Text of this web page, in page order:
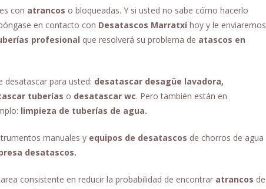
con atrancos o bloqueadas. Y si usted no sabe cómo hacerlo
en contacto con Desatascos Marratxíhoy y le enviaremos
profesional que resolverá su problema de atascos en
desatascar para usted: desatascar desagüe lavadora,
tuberías o desatascar wc. Pero también están en
limpieza de tuberías de agua.
manuales y equipos de desatascos de chorros de agua
desatascos.
consistente en reducir la probabilidad de encontrar atrancos de